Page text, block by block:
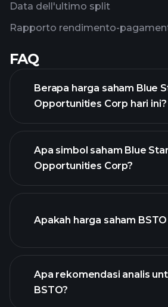
Rapporto rendimento-
Data dell'ultimo split
FAQ
Berapa harga saham Blue
Opportunities Corp hari ini?
lanjutan
Apa simbol saham Blue Star
Opportunities Corp?
Apakah harga saham
Apa rekomendasi analis
BSTO?